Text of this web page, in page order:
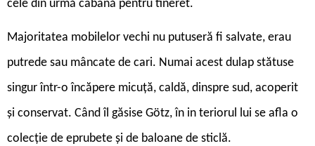
cele din urmă cabană pentru tineret.
Majoritatea mobilelor vechi nu putuseră fi salvate, erau
putrede sau mâncate de cari. Numai acest dulap stătuse
singur într-o încăpere micuță, caldă, dinspre sud, acoperit
și conservat. Când îl găsise Götz, în in teriorul lui se afla o
colecție de eprubete și de baloane de sticlă.